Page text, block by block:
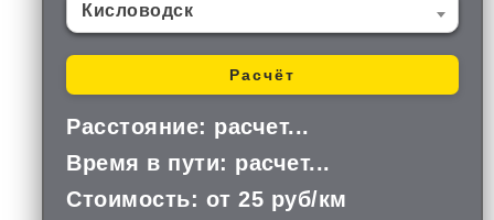
Кисловодск
Расчёт
Расстояние: расчет...
Время в пути: расчет...
Стоимость: от 25 руб/км